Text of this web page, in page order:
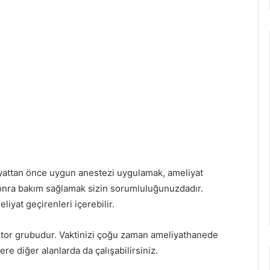
önce uygun anestezi uygulamak, ameliyat
bakım sağlamak sizin sorumluluğunuzdadır.
geçirenleri içerebilir.
grubudur. Vaktinizi çoğu zaman ameliyathanede
diğer alanlarda da çalışabilirsiniz.